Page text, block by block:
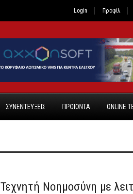
Login Προφίλ
ΣΥΝΕΝΤΕΥΞΕΙΣ ΠΡΟΙΟΝΤΑ ONLINE
Τεχνητή Νοημοσύνη με